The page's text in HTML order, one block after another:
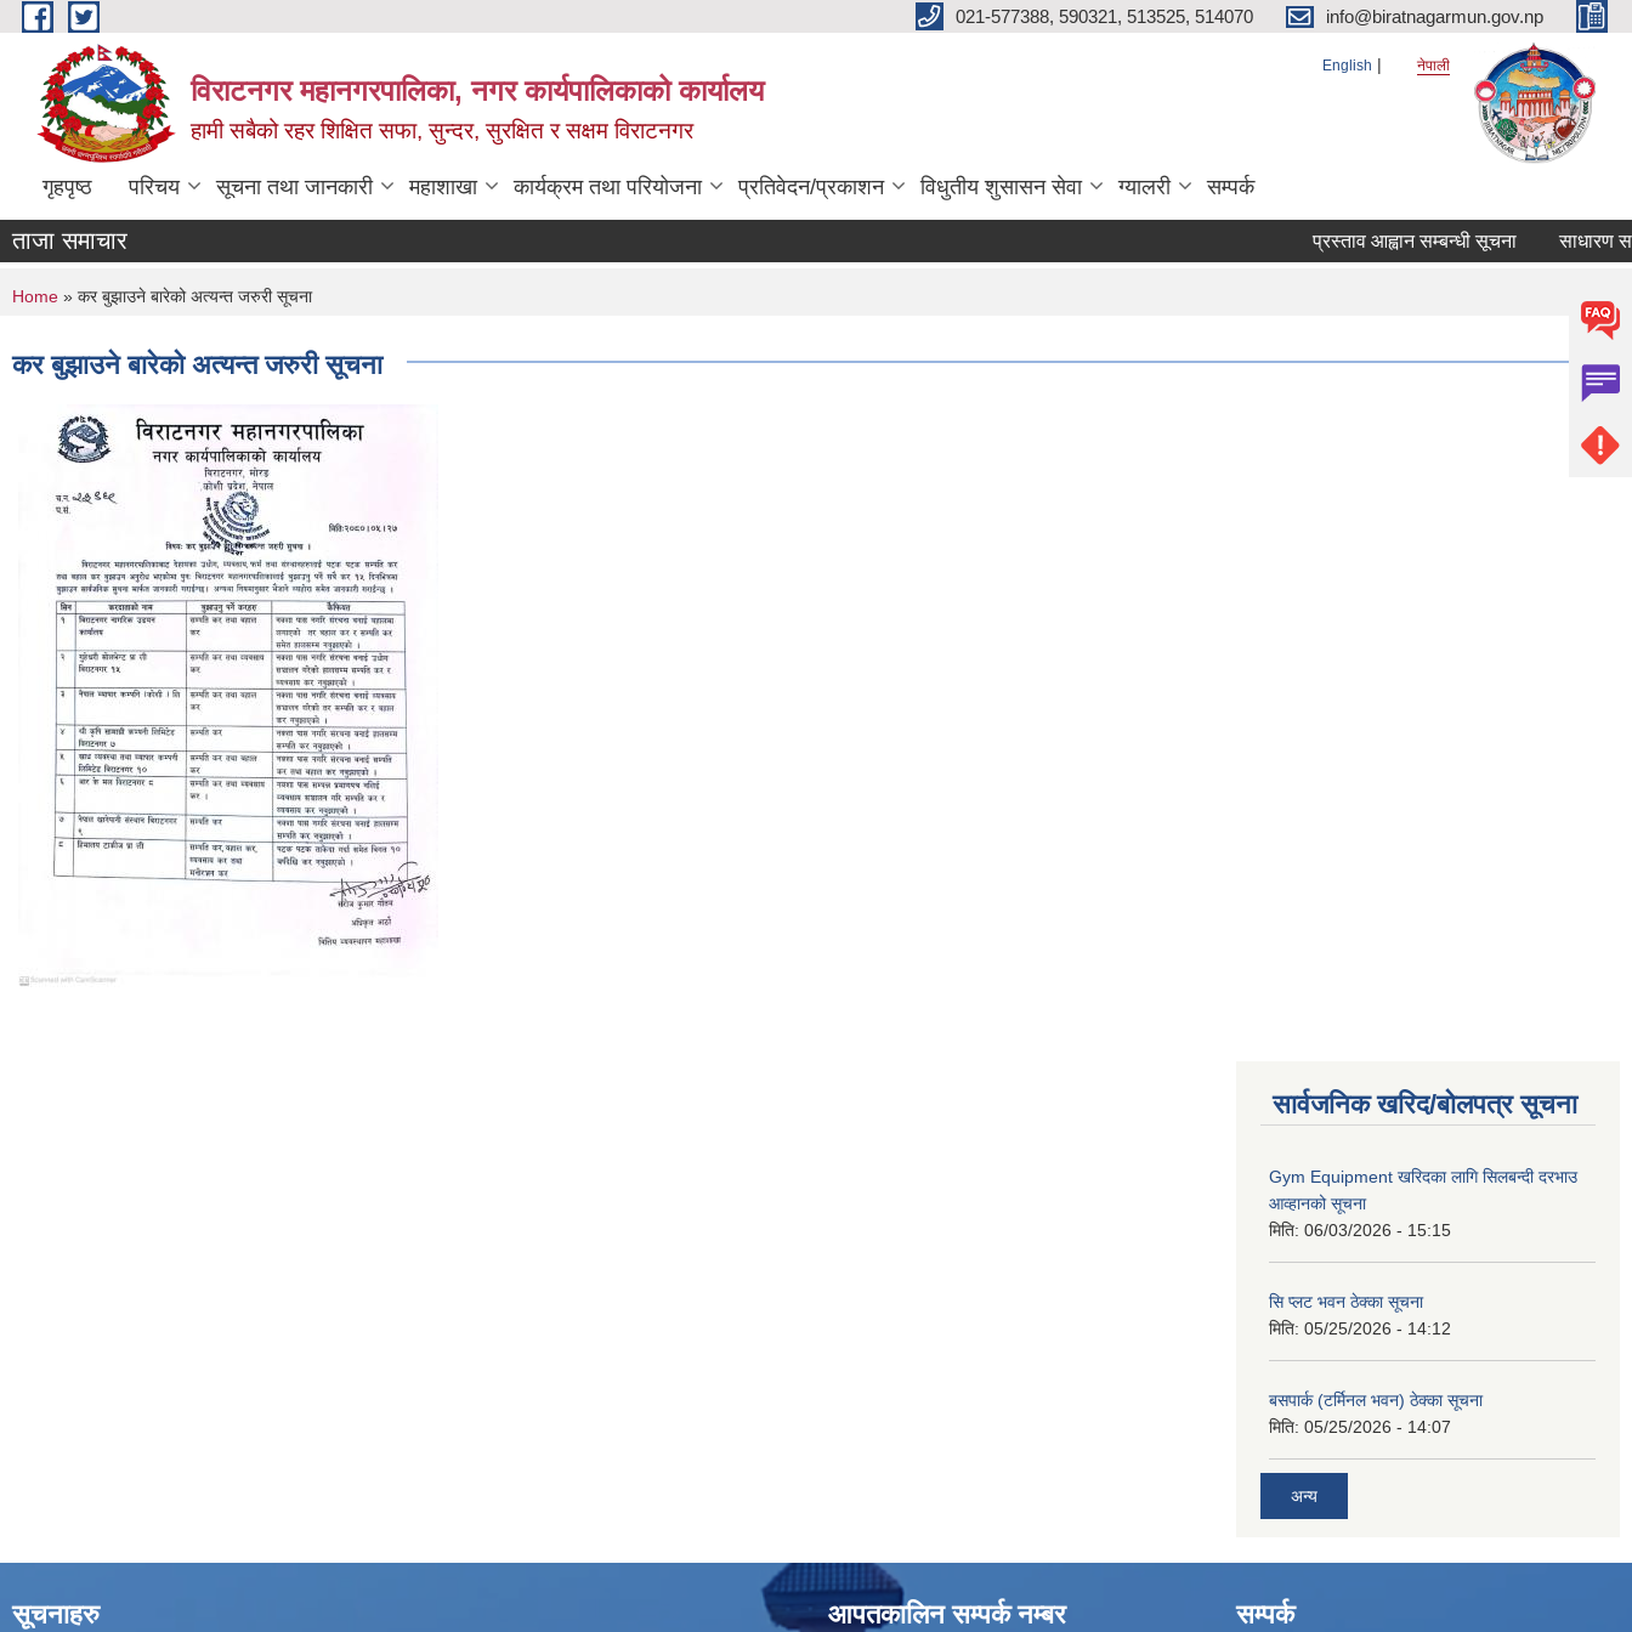
Skip to main content 021-577388, 590321, 513525, 514070 info@biratnagarmun.gov.np
विराटनगर महानगरपालिका, नगर कार्यपालिकाको कार्यालय
हामी सबैको रहर शिक्षित सफा, सुन्दर, सुरक्षित र सक्षम विराटनगर
English नेपाली
गृहपृष्ठ परिचय सूचना तथा जानकारी महाशाखा कार्यक्रम तथा परियोजना प्रतिवेदन/प्रकाशन विधुतीय शुसासन सेवा ग्यालरी सम्पर्क
ताजा समाचार प्रस्ताव आह्वान सम्बन्धी सूचना साधारण
You are here
Home » कर बुझाउने बारेको अत्यन्त जरुरी सूचना
कर बुझाउने बारेको अत्यन्त जरुरी सूचना
सार्वजनिक खरिद/बोलपत्र सूचना
Gym Equipment खरिदका लागि सिलबन्दी दरभाउ
आव्हानको सूचना
मिति: 06/03/2026 - 15:15
सि प्लट भवन ठेक्का सूचना
मिति: 05/25/2026 - 14:12
बसपार्क (टर्मिनल भवन) ठेक्का सूचना
मिति: 05/25/2026 - 14:07
अन्य
सूचनाहरु आपतकालिन सम्पर्क नम्बर सम्पर्क